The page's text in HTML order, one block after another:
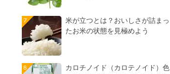
米が立つとは？おいしさが詰まっ
たお米の状態を見極めよう
カロチノイド（カロテノイド）色